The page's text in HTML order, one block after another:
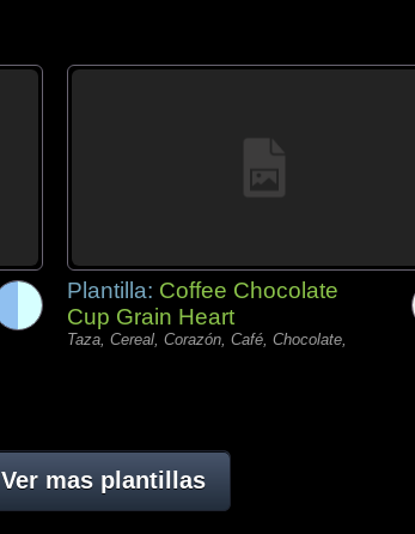
Plantilla: Coffee Chocolate
Cup Grain Heart
Taza, Cereal, Corazón, Café, Chocolate,
Ver mas plantillas